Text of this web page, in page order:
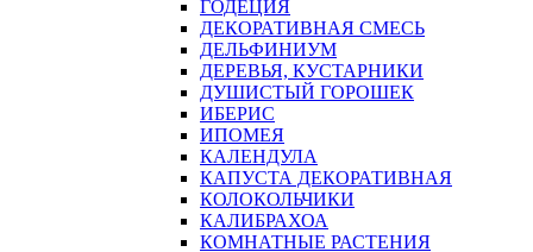
ГОДЕЦИЯ
ДЕКОРАТИВНАЯ СМЕСЬ
ДЕЛЬФИНИУМ
ДЕРЕВЬЯ, КУСТАРНИКИ
ДУШИСТЫЙ ГОРОШЕК
ИБЕРИС
ИПОМЕЯ
КАЛЕНДУЛА
КАПУСТА ДЕКОРАТИВНАЯ
КОЛОКОЛЬЧИКИ
КАЛИБРАХОА
КОМНАТНЫЕ РАСТЕНИЯ